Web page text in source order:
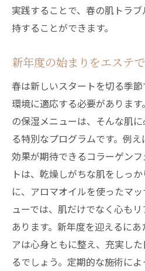
実践することで、春の肌トラ
持することができます。
新年度の始まりをエステ
春は新しいスタートを切る季
環境に適応する必要がありま
の保湿メニューは、そんな肌
る特別なプログラムです。例
効果が期待できるコラーゲン
トは、乾燥しがちな肌をしっ
に、アロマオイルを使ったマ
ューでは、肌だけでなく心も
あります。新年度を迎えるに
アは心身ともに整え、充実し
るでしょう。定期的な施術に